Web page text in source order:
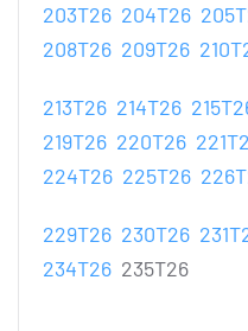
203T26 204T26
208T26 209T26
213T26 214T26
219T26 220T26
224T26 225T26
229T26 230T26
234T26 235T26